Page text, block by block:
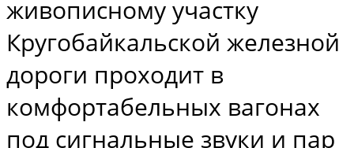
живописному участку
Кругобайкальской железной
дороги проходит в
комфортабельных вагонах
под сигнальные звуки и пар